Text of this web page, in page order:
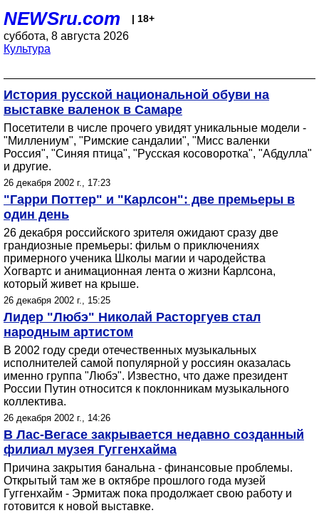
NEWSru.com | 18+
суббота, 8 августа 2026
Культура
История русской национальной обуви на
выставке валенок в Самаре
Посетители в числе прочего увидят уникальные модели -
"Миллениум", "Римские сандалии", "Мисс валенки
Россия", "Синяя птица", "Русская косоворотка", "Абдулла"
и другие.
26 декабря 2002 г., 17:23
"Гарри Поттер" и "Карлсон": две премьеры в
один день
26 декабря российского зрителя ожидают сразу две
грандиозные премьеры: фильм о приключениях
примерного ученика Школы магии и чародейства
Хогвартс и анимационная лента о жизни Карлсона,
который живет на крыше.
26 декабря 2002 г., 15:25
Лидер "Любэ" Николай Расторгуев стал
народным артистом
В 2002 году среди отечественных музыкальных
исполнителей самой популярной у россиян оказалась
именно группа "Любэ". Известно, что даже президент
России Путин относится к поклонникам музыкального
коллектива.
26 декабря 2002 г., 14:26
В Лас-Вегасе закрывается недавно созданный
филиал музея Гуггенхайма
Причина закрытия банальна - финансовые проблемы.
Открытый там же в октябре прошлого года музей
Гуггенхайм - Эрмитаж пока продолжает свою работу и
готовится к новой выставке.